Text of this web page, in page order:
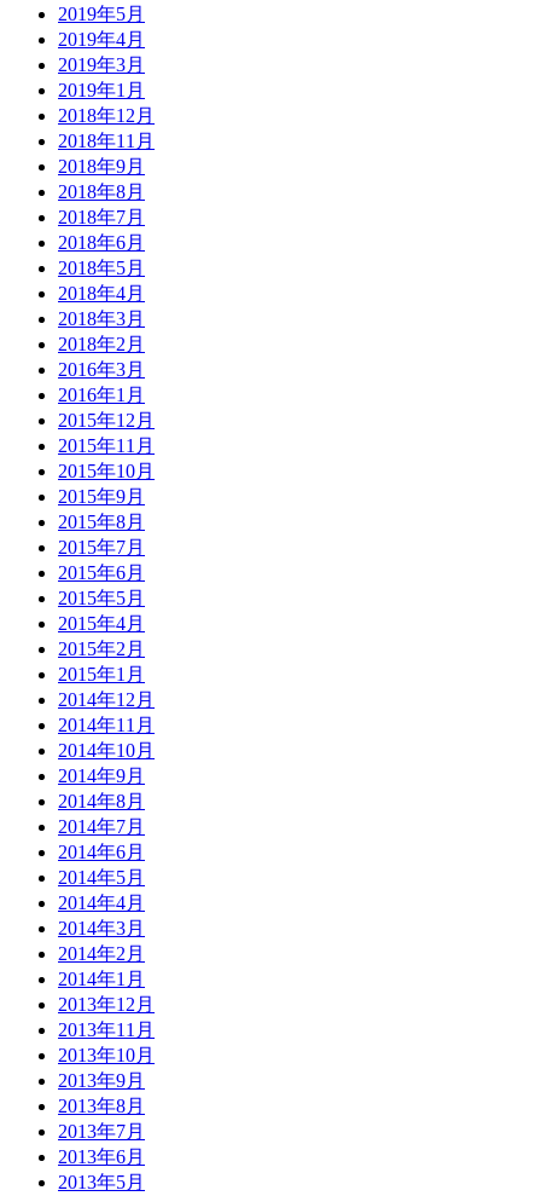
2019年5月
2019年4月
2019年3月
2019年1月
2018年12月
2018年11月
2018年9月
2018年8月
2018年7月
2018年6月
2018年5月
2018年4月
2018年3月
2018年2月
2016年3月
2016年1月
2015年12月
2015年11月
2015年10月
2015年9月
2015年8月
2015年7月
2015年6月
2015年5月
2015年4月
2015年2月
2015年1月
2014年12月
2014年11月
2014年10月
2014年9月
2014年8月
2014年7月
2014年6月
2014年5月
2014年4月
2014年3月
2014年2月
2014年1月
2013年12月
2013年11月
2013年10月
2013年9月
2013年8月
2013年7月
2013年6月
2013年5月